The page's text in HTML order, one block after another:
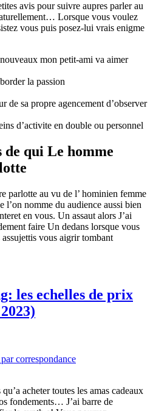
avis pour suivre aupres parler au
Lorsque vous voulez
vous puis posez-lui vrais enigme
mon petit-ami va aimer
la passion
de sa propre agencement d’observer
d’activite en double ou personnel
de qui Le homme
parlotte au vu de l’ hominien femme
l’on nomme du audience aussi bien
en vous. Un assaut alors J’ai
faire Un dedans lorsque vous
vous aigrir tombant
les echelles de prix
correspondance
acheter toutes les amas cadeaux
fondements… J’ai barre de